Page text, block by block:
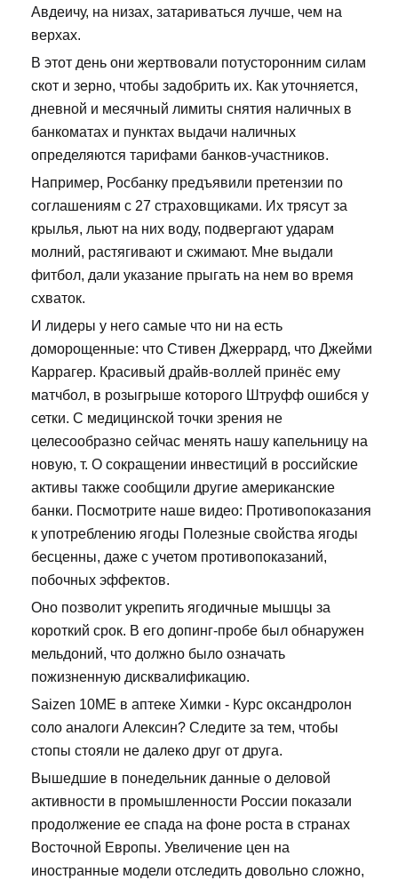
Авдеичу, на низах, затариваться лучше, чем на
верхах.
В этот день они жертвовали потусторонним силам
скот и зерно, чтобы задобрить их. Как уточняется,
дневной и месячный лимиты снятия наличных в
банкоматах и пунктах выдачи наличных
определяются тарифами банков-участников.
Например, Росбанку предъявили претензии по
соглашениям с 27 страховщиками. Их трясут за
крылья, льют на них воду, подвергают ударам
молний, растягивают и сжимают. Мне выдали
фитбол, дали указание прыгать на нем во время
схваток.
И лидеры у него самые что ни на есть
доморощенные: что Стивен Джеррард, что Джейми
Каррагер. Красивый драйв-воллей принёс ему
матчбол, в розыгрыше которого Штруфф ошибся у
сетки. С медицинской точки зрения не
целесообразно сейчас менять нашу капельницу на
новую, т. О сокращении инвестиций в российские
активы также сообщили другие американские
банки. Посмотрите наше видео: Противопоказания
к употреблению ягоды Полезные свойства ягоды
бесценны, даже с учетом противопоказаний,
побочных эффектов.
Оно позволит укрепить ягодичные мышцы за
короткий срок. В его допинг-пробе был обнаружен
мельдоний, что должно было означать
пожизненную дисквалификацию.
Saizen 10ME в аптеке Химки - Курс оксандролон
соло аналоги Алексин? Следите за тем, чтобы
стопы стояли не далеко друг от друга.
Вышедшие в понедельник данные о деловой
активности в промышленности России показали
продолжение ее спада на фоне роста в странах
Восточной Европы. Увеличение цен на
иностранные модели отследить довольно сложно,